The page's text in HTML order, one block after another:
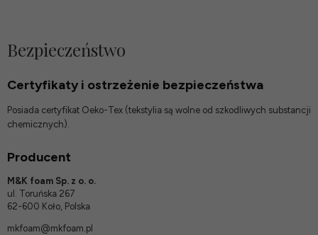
Bezpieczeństwo
Certyfikaty i ostrzeżenie bezpieczeństwa
Posiada certyfikat Oeko-Tex (tekstylia są wolne od szkodliwych substancji
chemicznych).
Producent
M&K foam Sp. z o. o.
ul. Toruńska 267
62-600 Koło, Polska
mkfoam@mkfoam.pl